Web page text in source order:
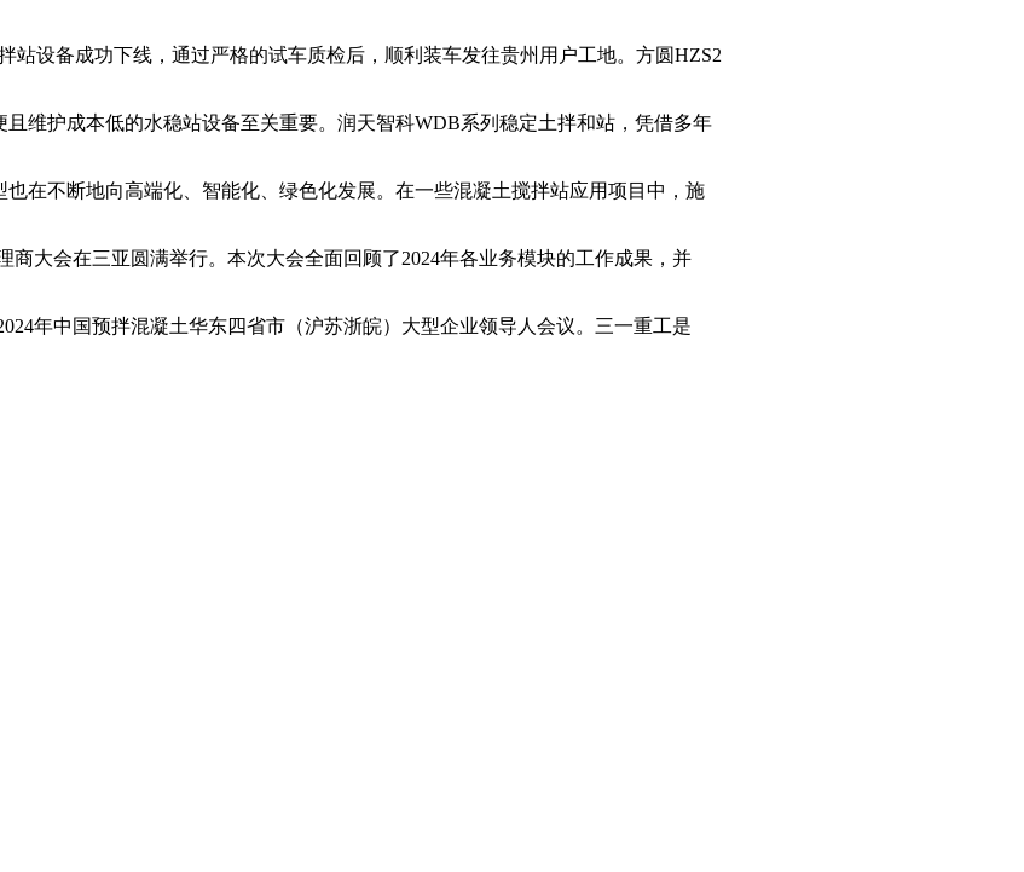
设备成功下线，通过严格的试车质检后，顺利装车发往贵州用户工地。方圆HZS2
护成本低的水稳站设备至关重要。润天智科WDB系列稳定土拌和站，凭借多年
不断地向高端化、智能化、绿色化发展。在一些混凝土搅拌站应用项目中，施
大会在三亚圆满举行。本次大会全面回顾了2024年各业务模块的工作成果，并
年中国预拌混凝土华东四省市（沪苏浙皖）大型企业领导人会议。三一重工是